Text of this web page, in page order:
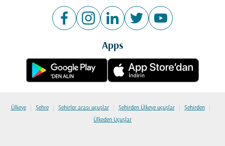
Apps
Ülkeye | Şehre | Şehirler arası uçuşlar | Şehirden Ülkeye uçuşlar | Şehirden |
Ülkeden Uçuşlar